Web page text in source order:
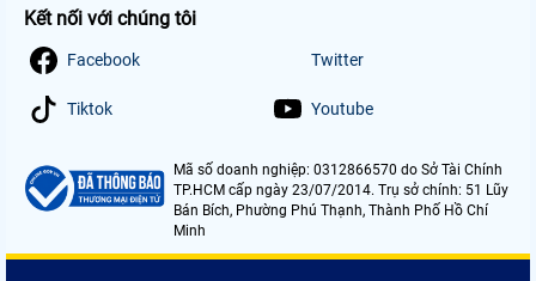
Kết nối với chúng tôi
Facebook Twitter
Tiktok Youtube
Mã số doanh nghiệp: 0312866570 do Sở Tài Chính
TP.HCM cấp ngày 23/07/2014. Trụ sở chính: 51 Lũy
Bán Bích, Phường Phú Thạnh, Thành Phố Hồ Chí
Minh